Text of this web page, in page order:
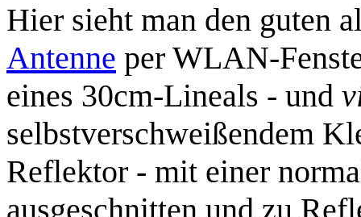
Hier sieht man den guten
Antenne per WLAN-
eines 30cm-Lineals - und
selbstverschweißendem
Reflektor - mit einer
ausgeschnitten und zu